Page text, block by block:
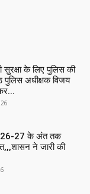
के लिए पुलिस की
पुलिस अधीक्षक विजय
27 के अंत तक
ने जारी की